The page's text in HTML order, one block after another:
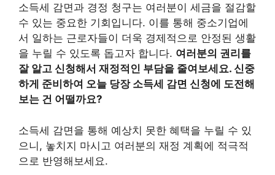
소득세 감면과 경정 청구는 여러분이 세금을 절감할
수 있는 중요한 기회입니다. 이를 통해 중소기업에
서 일하는 근로자들이 더욱 경제적으로 안정된 생활
을 누릴 수 있도록 돕고자 합니다. 여러분의 권리를
잘 알고 신청해서 재정적인 부담을 줄여보세요. 신중
하게 준비하여 오늘 당장 소득세 감면 신청에 도전해
보는 건 어떨까요?
소득세 감면을 통해 예상치 못한 혜택을 누릴 수 있
으니, 놓치지 마시고 여러분의 재정 계획에 적극적
으로 반영해보세요.